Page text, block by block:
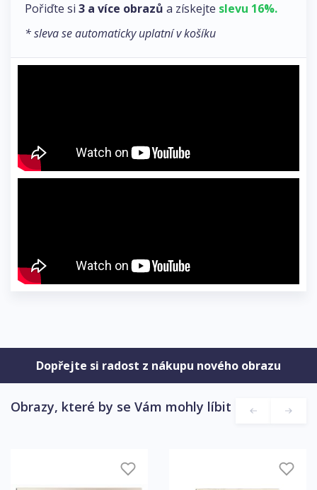
Pořiďte si 3 a více obrazů a získejte slevu 16%.
* sleva se automaticky uplatní v košíku
Dopřejte si radost z nákupu nového obrazu
Obrazy, které by se Vám mohly líbit